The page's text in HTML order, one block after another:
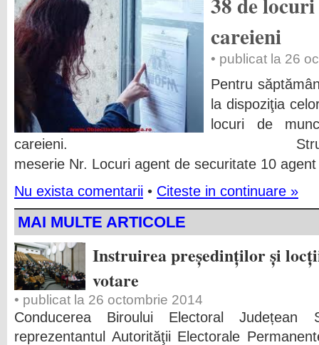
careieni
• publicat la 26
Pentru
la dispoziţia
locuri de
careieni. Structura pe
meserie Nr. Locuri agent de securitate 10
Nu exista comentarii • Citeste in continuare »
MAI MULTE ARTICOLE
Instruirea președinților și
votare
• publicat la 26 octombrie 2014
Conducerea Biroului Electoral
reprezentantul Autorităţii Electorale